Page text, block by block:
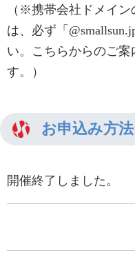
（※携帯会社ドメイ
は、必ず「
い。こちらからのご
す。）
お申込み方法
開催終了しました。